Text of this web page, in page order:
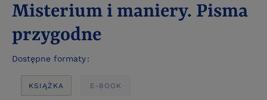
Misterium i maniery. Pisma
przygodne
Dostępne formaty
KSIĄŻKA E-BOOK